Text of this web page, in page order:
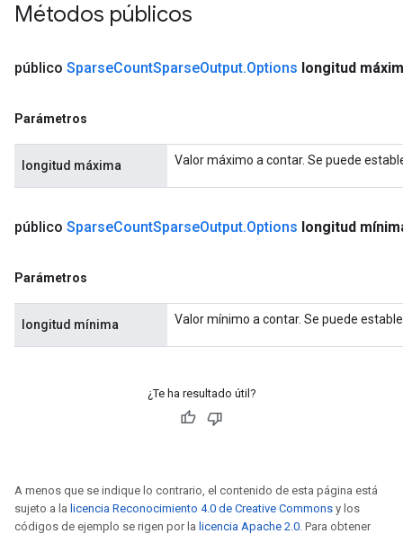
Métodos públicos
público SparseCountSparseOutput.Options longitud
Parámetros
longitud máxima Valor máximo a contar. Se puede
público SparseCountSparseOutput.Options longitud
Parámetros
longitud mínima Valor mínimo a contar. Se puede
¿Te ha resultado útil?
A menos que se indique lo contrario, el contenido de esta página está
sujeto a la licencia Reconocimiento 4.0 de Creative Commons y los
códigos de ejemplo se rigen por la licencia Apache 2.0. Para obtener